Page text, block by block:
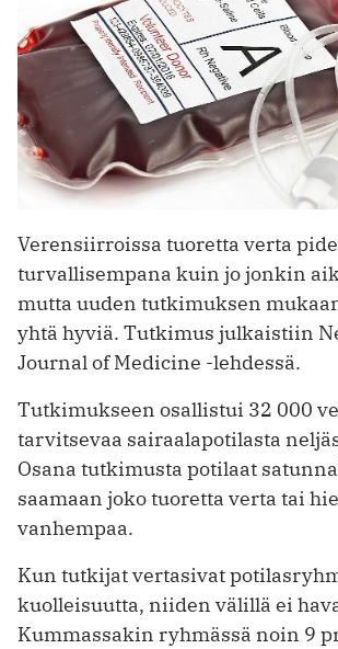
Verensiirroissa tuoretta verta
turvallisempana kuin jo jonkin
mutta uuden tutkimuksen
yhtä hyviä. Tutkimus julkaistiin
Journal of Medicine -lehdessä.
Tutkimukseen osallistui 32 000
tarvitsevaa sairaalapotilasta
Osana tutkimusta potilaat
saamaan joko tuoretta verta tai
vanhempaa.
Kun tutkijat vertasivat
kuolleisuutta, niiden välillä ei
Kummassakin ryhmässä noin 9